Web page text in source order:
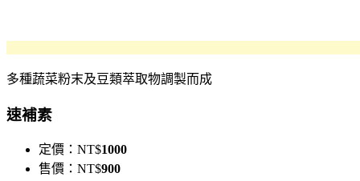
多種蔬菜粉末及豆類萃取物調製而成
速補素
定價： NT$1000
售價： NT$900